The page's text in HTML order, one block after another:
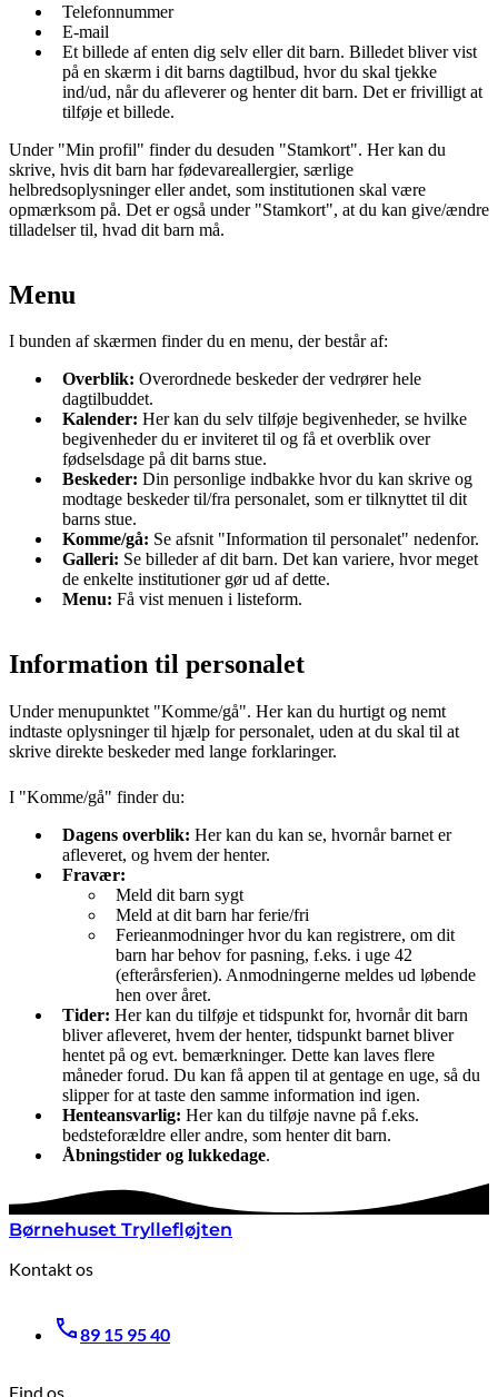
Telefonnummer
E-mail
Et billede af enten dig selv eller dit barn. Billedet bliver vist
på en skærm i dit barns dagtilbud, hvor du skal tjekke
ind/ud, når du afleverer og henter dit barn. Det er frivilligt at
tilføje et billede.
Under "Min profil" finder du desuden "Stamkort". Her kan du
skrive, hvis dit barn har fødevareallergier, særlige
helbredsoplysninger eller andet, som institutionen skal være
opmærksom på. Det er også under "Stamkort", at du kan give/ændre
tilladelser til, hvad dit barn må.
Menu
I bunden af skærmen finder du en menu, der består af:
Overblik: Overordnede beskeder der vedrører hele
dagtilbuddet.
Kalender: Her kan du selv tilføje begivenheder, se hvilke
begivenheder du er inviteret til og få et overblik over
fødselsdage på dit barns stue.
Beskeder: Din personlige indbakke hvor du kan skrive og
modtage beskeder til/fra personalet, som er tilknyttet til dit
barns stue.
Komme/gå: Se afsnit "Information til personalet" nedenfor.
Galleri: Se billeder af dit barn. Det kan variere, hvor meget
de enkelte institutioner gør ud af dette.
Menu: Få vist menuen i listeform.
Information til personalet
Under menupunktet "Komme/gå". Her kan du hurtigt og nemt
indtaste oplysninger til hjælp for personalet, uden at du skal til at
skrive direkte beskeder med lange forklaringer.
I "Komme/gå" finder du:
Dagens overblik: Her kan du kan se, hvornår barnet er
afleveret, og hvem der henter.
Fravær:
Meld dit barn sygt
Meld at dit barn har ferie/fri
Ferieanmodninger hvor du kan registrere, om dit
barn har behov for pasning, f.eks. i uge 42
(efterårsferien). Anmodningerne meldes ud løbende
hen over året.
Tider: Her kan du tilføje et tidspunkt for, hvornår dit barn
bliver afleveret, hvem der henter, tidspunkt barnet bliver
hentet på og evt. bemærkninger. Dette kan laves flere
måneder forud. Du kan få appen til at gentage en uge, så du
slipper for at taste den samme information ind igen.
Henteansvarlig: Her kan du tilføje navne på f.eks.
bedsteforældre eller andre, som henter dit barn.
Åbningstider og lukkedage.
Børnehuset Tryllefløjten
Kontakt os
89 15 95 40
Find os